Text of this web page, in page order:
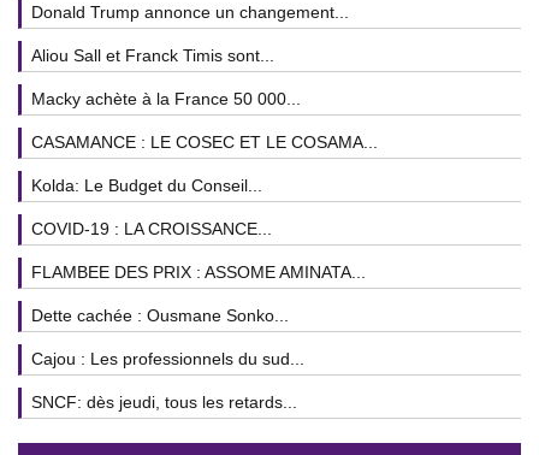
Donald Trump annonce un changement...
Aliou Sall et Franck Timis sont...
Macky achète à la France 50 000...
CASAMANCE : LE COSEC ET LE COSAMA...
Kolda: Le Budget du Conseil...
COVID-19 : LA CROISSANCE...
FLAMBEE DES PRIX : ASSOME AMINATA...
Dette cachée : Ousmane Sonko...
Cajou : Les professionnels du sud...
SNCF: dès jeudi, tous les retards...